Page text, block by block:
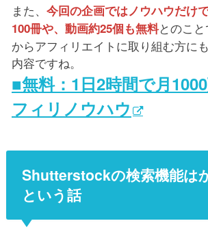
また、 今回の企画ではノウハウだけ
100冊や、動画約25個も無料とのこ
からアフィリエイトに取り組む方に
内容ですね。
■無料：1日2時間で月
フィリノウハウ
Shutterstockの検索機能は
という話